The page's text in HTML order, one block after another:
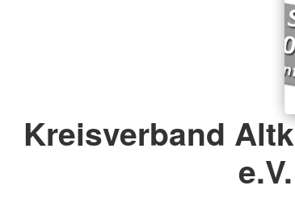
Kreisverband
e.V.